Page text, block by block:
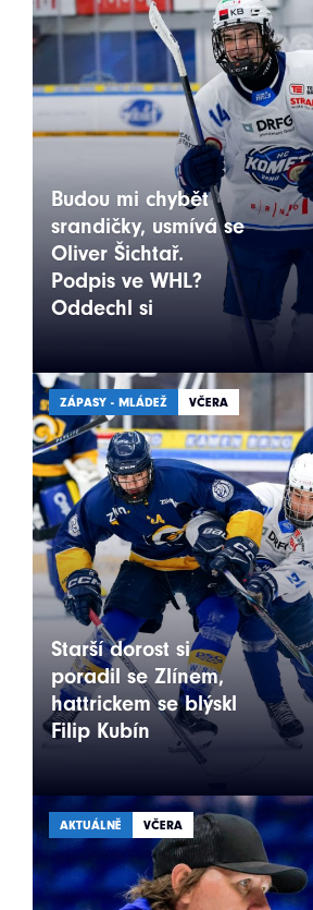
Budou mi chybět
srandičky, usmívá se
Oliver Šichtař.
Podpis ve WHL?
Oddechl si
ZÁPASY - MLÁDEŽ VČERA
Starší dorost si
poradil se Zlínem,
hattrickem se blýskl
Filip Kubín
AKTUÁLNĚ VČERA